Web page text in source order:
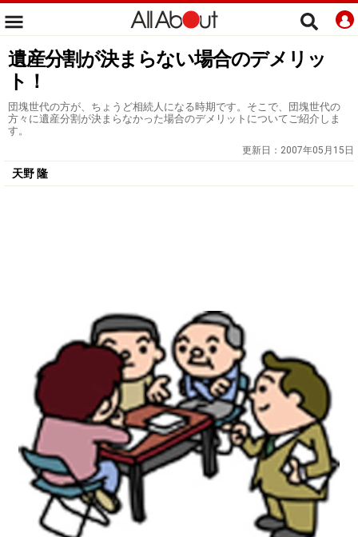
遺産分割が決まらない場合のデメリッ
ト！
団塊世代の方が、ちょうど相続人になる時期です。そこで、団塊世代の
方々に遺産分割が決まらなかった場合のデメリットについてご紹介しま
す。
更新日： 2007年05月15日
天野 隆